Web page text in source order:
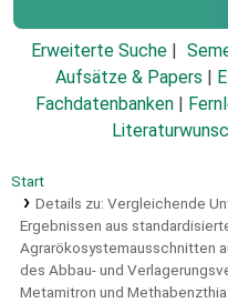
Erweiterte Suche
Aufsätze & Papers
Fachdatenbanken
Start
Details zu: Vergleichende
Ergebnissen aus
Agrarökosystemausschnitten
des Abbau- und
Metamitron und